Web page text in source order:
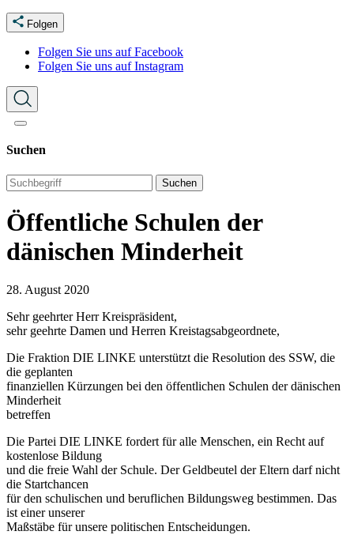
Folgen
Folgen Sie uns auf Facebook
Folgen Sie uns auf Instagram
Suchen
Suchen
Öffentliche Schulen der
dänischen Minderheit
28. August 2020
Sehr geehrter Herr Kreispräsident,
sehr geehrte Damen und Herren Kreistagsabgeordnete,
Die Fraktion DIE LINKE unterstützt die Resolution des SSW, die
die geplanten
finanziellen Kürzungen bei den öffentlichen Schulen der dänischen
Minderheit
betreffen
Die Partei DIE LINKE fordert für alle Menschen, ein Recht auf
kostenlose Bildung
und die freie Wahl der Schule. Der Geldbeutel der Eltern darf nicht
die Startchancen
für den schulischen und beruflichen Bildungsweg bestimmen. Das
ist einer unserer
Maßstäbe für unsere politischen Entscheidungen.